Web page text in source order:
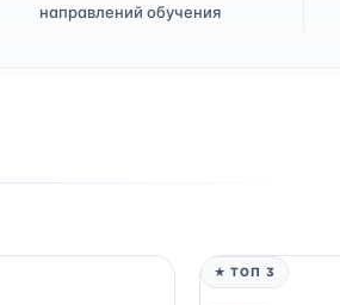
направлений обучения
★ ТОП 3